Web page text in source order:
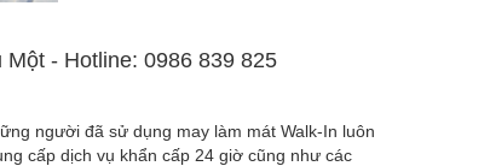
- Hotline: 0986 839 825
người đã sử dụng may làm mát Walk-In luôn
cấp dịch vụ khẩn cấp 24 giờ cũng như các